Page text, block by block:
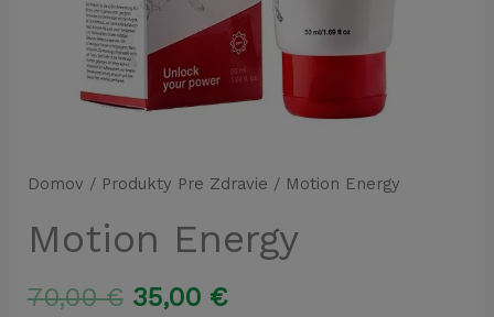
Domov / Produkty Pre Zdravie / Motion Energy
Motion Energy
70,00€ Pôvodná
35,00 €Aktuálna